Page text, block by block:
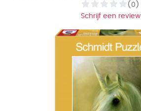
(0)
Schrijf een review